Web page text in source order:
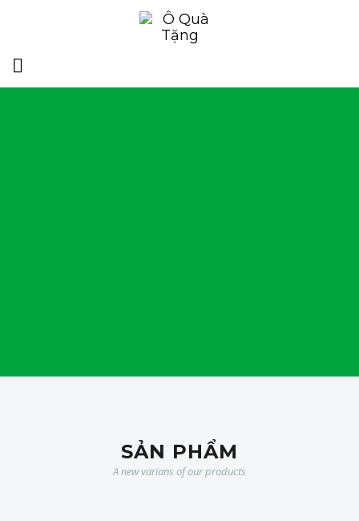
SẢN PHẨM
A new varians of our products